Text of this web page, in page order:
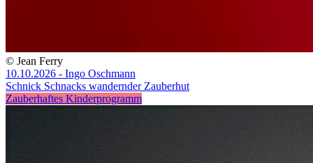
© Jean Ferry
10.10.2026 - Ingo Oschmann
Schnick Schnacks wandernder Zauberhut
Zauberhaftes Kinderprogramm